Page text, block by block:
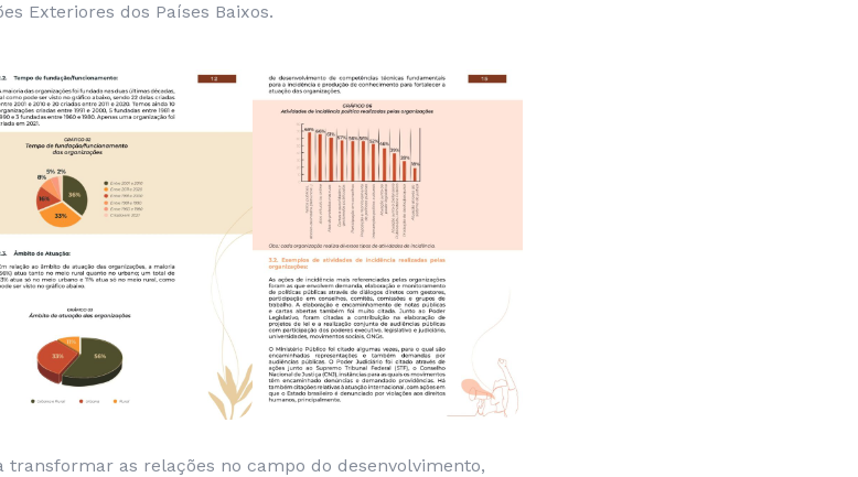
Exteriores dos Países Baixos.
as relações no campo do desenvolvimento,